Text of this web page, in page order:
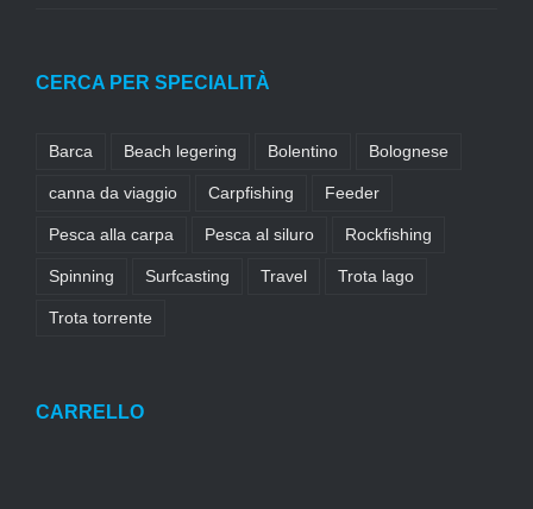
CERCA PER SPECIALITÀ
Barca Beach legering Bolentino Bolognese
canna da viaggio Carpfishing Feeder
Pesca alla carpa Pesca al siluro Rockfishing
Spinning Surfcasting Travel Trota lago
Trota torrente
CARRELLO